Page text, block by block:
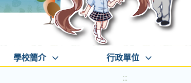
學校簡介 行政單位
:::